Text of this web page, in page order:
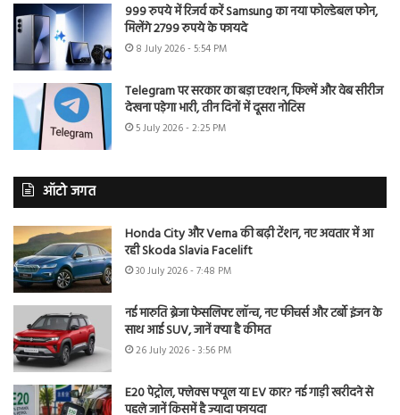
999 रुपये में रिजर्व करें Samsung का नया फोल्डेबल फोन,
मिलेंगे 2799 रुपये के फायदे
8 July 2026 - 5:54 PM
Telegram पर सरकार का बड़ा एक्शन, फिल्में और वेब सीरीज
देखना पड़ेगा भारी, तीन दिनों में दूसरा नोटिस
5 July 2026 - 2:25 PM
ऑटो जगत
Honda City और Verna की बढ़ी टेंशन, नए अवतार में आ
रही Skoda Slavia Facelift
30 July 2026 - 7:48 PM
नई मारुति ब्रेजा फेसलिफ्ट लॉन्च, नए फीचर्स और टर्बो इंजन के
साथ आई SUV, जानें क्या है कीमत
26 July 2026 - 3:56 PM
E20 पेट्रोल, फ्लेक्स फ्यूल या EV कार? नई गाड़ी खरीदने से
पहले जानें किसमें है ज्यादा फायदा